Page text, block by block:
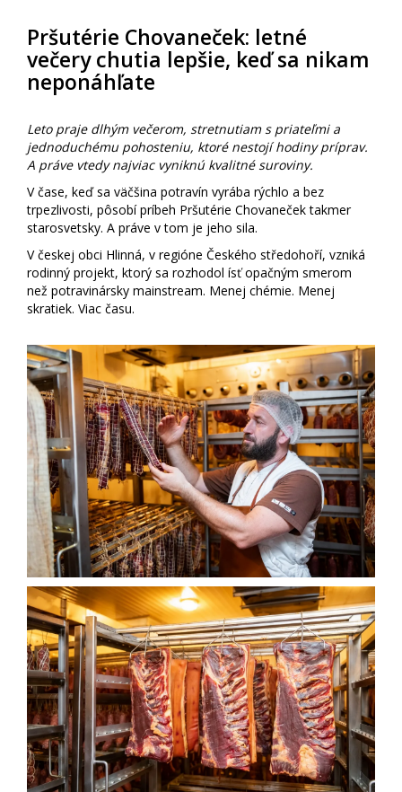
Pršutérie Chovaneček: letné
večery chutia lepšie, keď sa nikam
neponáhľate
Leto praje dlhým večerom, stretnutiam s priateľmi a
jednoduchému pohosteniu, ktoré nestojí hodiny príprav.
A práve vtedy najviac vyniknú kvalitné suroviny.
V čase, keď sa väčšina potravín vyrába rýchlo a bez
trpezlivosti, pôsobí príbeh Pršutérie Chovaneček takmer
starosvetsky. A práve v tom je jeho sila.
V českej obci Hlinná, v regióne Českého středohoří, vzniká
rodinný projekt, ktorý sa rozhodol ísť opačným smerom
než potravinársky mainstream. Menej chémie. Menej
skratiek. Viac času.